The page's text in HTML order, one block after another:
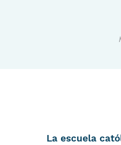
La escuela